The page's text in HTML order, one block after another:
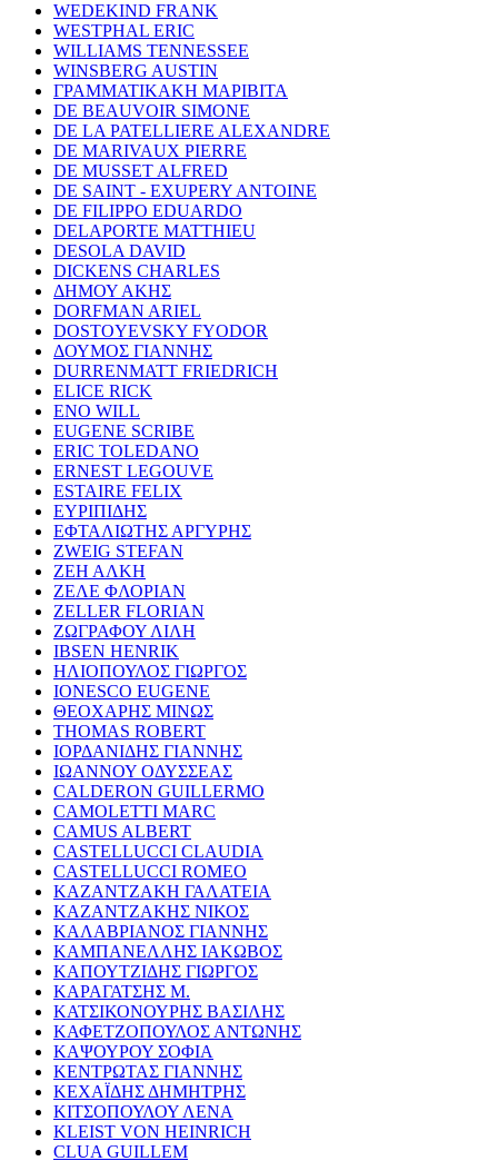
WEDEKIND FRANK
WESTPHAL ERIC
WILLIAMS TENNESSEE
WINSBERG AUSTIN
ΓΡΑΜΜΑΤΙΚΑΚΗ ΜΑΡΙΒΙΤΑ
DE BEAUVOIR SIMONE
DE LA PATELLIERE ALEXANDRE
DE MARIVAUX PIERRE
DE MUSSET ALFRED
DE SAINT - EXUPERY ANTOINE
DE FILIPPO EDUARDO
DELAPORTE MATTHIEU
DESOLA DAVID
DICKENS CHARLES
ΔΗΜΟΥ ΑΚΗΣ
DORFMAN ARIEL
DOSTOYEVSKY FYODOR
ΔΟΥΜΟΣ ΓΙΑΝΝΗΣ
DURRENMATT FRIEDRICH
ELICE RICK
ENO WILL
EUGENE SCRIBE
ERIC TOLEDANO
ERNEST LEGOUVE
ESTAIRE FELIX
ΕΥΡΙΠΙΔΗΣ
ΕΦΤΑΛΙΩΤΗΣ ΑΡΓΥΡΗΣ
ZWEIG STEFAN
ΖΕΗ ΑΛΚΗ
ΖΕΛΕ ΦΛΟΡΙΑΝ
ZELLER FLORIAN
ΖΩΓΡΑΦΟΥ ΛΙΛΗ
IBSEN HENRIK
ΗΛΙΟΠΟΥΛΟΣ ΓΙΩΡΓΟΣ
IONESCO EUGENE
ΘΕΟΧΑΡΗΣ ΜΙΝΩΣ
THOMAS ROBERT
ΙΟΡΔΑΝΙΔΗΣ ΓΙΑΝΝΗΣ
ΙΩΑΝΝΟΥ ΟΔΥΣΣΕΑΣ
CALDERON GUILLERMO
CAMOLETTI MARC
CAMUS ALBERT
CASTELLUCCI CLAUDIA
CASTELLUCCI ROMEO
ΚΑΖΑΝΤΖΑΚΗ ΓΑΛΑΤΕΙΑ
ΚΑΖΑΝΤΖΑΚΗΣ ΝΙΚΟΣ
ΚΑΛΑΒΡΙΑΝΟΣ ΓΙΑΝΝΗΣ
ΚΑΜΠΑΝΕΛΛΗΣ ΙΑΚΩΒΟΣ
ΚΑΠΟΥΤΖΙΔΗΣ ΓΙΩΡΓΟΣ
ΚΑΡΑΓΑΤΣΗΣ Μ.
ΚΑΤΣΙΚΟΝΟΥΡΗΣ ΒΑΣΙΛΗΣ
ΚΑΦΕΤΖΟΠΟΥΛΟΣ ΑΝΤΩΝΗΣ
ΚΑΨΟΥΡΟΥ ΣΟΦΙΑ
ΚΕΝΤΡΩΤΑΣ ΓΙΑΝΝΗΣ
ΚΕΧΑΪΔΗΣ ΔΗΜΗΤΡΗΣ
ΚΙΤΣΟΠΟΥΛΟΥ ΛΕΝΑ
KLEIST VON HEINRICH
CLUA GUILLEM